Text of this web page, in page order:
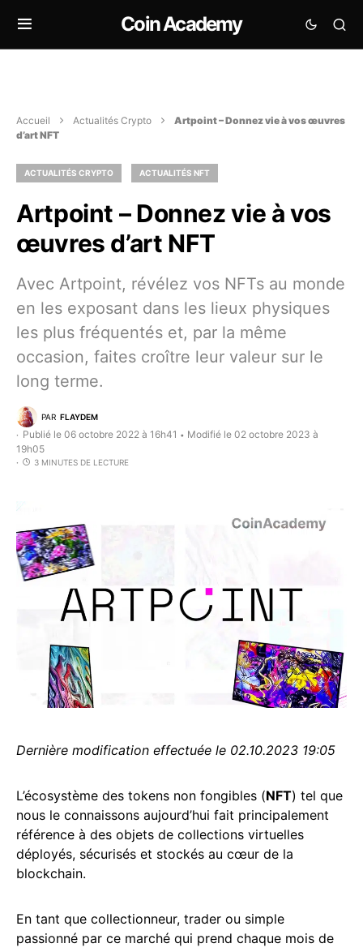
Coin Academy
Accueil Actualités Crypto
Artpoint – Donnez vie à vos œuvres
d’art NFT
ACTUALITÉS CRYPTO ACTUALITÉS NFT
Artpoint – Donnez vie à vos
œuvres d’art NFT
Avec Artpoint, révélez vos NFTs au monde
en les exposant dans les lieux physiques
les plus fréquentés et, par la même
occasion, faites croître leur valeur sur le
long terme.
PAR FLAYDEM
Publié le 06 octobre 2022 à 16h41 • Modifié le 02 octobre 2023 à
19h05
3 MINUTES DE LECTURE
Dernière modification effectuée le 02.10.2023 19:05
L’écosystème des tokens non fongibles (NFT) tel que
nous le connaissons aujourd’hui fait principalement
référence à des objets de collections virtuelles
déployés, sécurisés et stockés au cœur de la
blockchain.
En tant que collectionneur, trader ou simple
passionné par ce marché qui prend chaque mois de